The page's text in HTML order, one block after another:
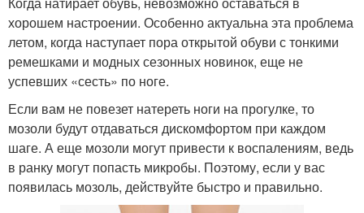
хорошем настроении. Особенно актуальна эта проблема
летом, когда наступает пора открытой обуви с тонкими
ремешками и модных сезонных новинок, еще не
успевших «сесть» по ноге.
Если вам не повезет натереть ноги на прогулке, то
мозоли будут отдаваться дискомфортом при каждом
шаге. А еще мозоли могут привести к воспалениям, ведь
в ранку могут попасть микробы. Поэтому, если у вас
появилась мозоль, действуйте быстро и правильно.